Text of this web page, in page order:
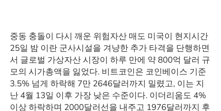
중동 충돌이 다시 깨운 위험자산 매도 미국이 현지시간
25일 밤 이란 군사시설을 겨냥한 추가 타격을 단행하면
서 글로벌 가상자산 시장이 하루 만에 약 800억 달러 규
모의 시가총액을 잃었다. 비트코인은 코인베이스 기준
3.5% 넘게 하락해 7만 2646달러까지 밀렸고, 이는 지
난 4월 13일 이후 가장 낮은 수준이다. 이더리움도 4%
이상 하락하며 2000달러선을 내주고 1976달러까지 후